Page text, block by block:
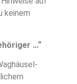
keinem
…“